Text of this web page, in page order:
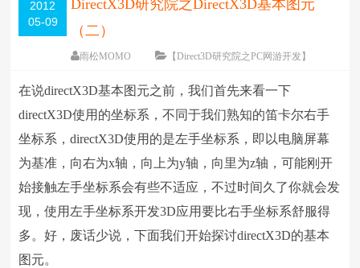
2012
05-09
DirectX3D研究院之DirectX3D基本图元
（二）
雨松MOMO
【Direct3D研究院之PC网游开发】
编辑日期：2012-05-10 字体：大 中小
在说directX3D基本图元之前，我们首先来看一下
directX3D使用的坐标系，不同于我们熟知的笛卡尔右手
坐标系，directX3D使用的是左手坐标系，即以电脑屏幕
为基准，向右为x轴，向上为y轴，向里为z轴，可能刚开
始接触左手坐标系会有些不适应，不过时间久了你就会发
现，使用左手坐标系开发3D应用要比右手坐标系舒服得
多。好，废话少说，下面我们开始探讨directX3D的基本
图元。